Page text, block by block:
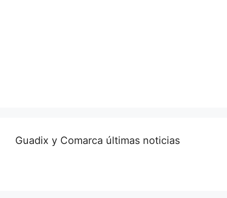
Guadix y Comarca últimas noticias